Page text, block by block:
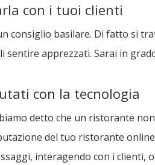
con i tuoi clienti
un consiglio basilare. Di fatto si
sentire apprezzati. Sarai in
con la tecnologia
detto che un ristorante
del tuo ristorante
interagendo con i clienti,